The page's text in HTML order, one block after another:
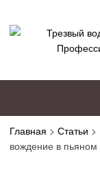
Главная > Статьи >
вождение в пьяном